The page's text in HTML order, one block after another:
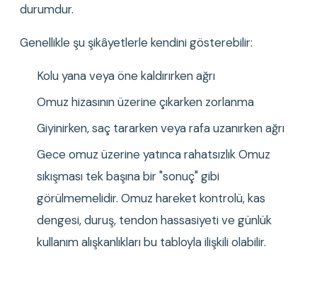
durumdur.
Genellikle şu şikâyetlerle kendini gösterebilir:
Kolu yana veya öne kaldırırken ağrı
Omuz hizasının üzerine çıkarken zorlanma
Giyinirken, saç tararken veya rafa uzanırken ağrı
Gece omuz üzerine yatınca rahatsızlık Omuz
sıkışması tek başına bir "sonuç" gibi
görülmemelidir. Omuz hareket kontrolü, kas
dengesi, duruş, tendon hassasiyeti ve günlük
kullanım alışkanlıkları bu tabloyla ilişkili olabilir.